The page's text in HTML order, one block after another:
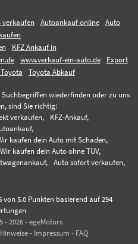
verkaufen Autoankauf online
Auto
KFZ Ankauf in
www.verkauf-ein-auto.de
Export
Toyota Abkauf
wiederfinden oder zu uns
sind Sie richtig:
verkaufen,
KFZ-Ankauf,
kaufen dein Auto mit Schaden,
Wir kaufen dein Auto ohne TÜV,
Auto sofort verkaufen,
von 5.0 Punkten basierend auf 294
- 2026 - egeMotors
- Impressum - FAQ